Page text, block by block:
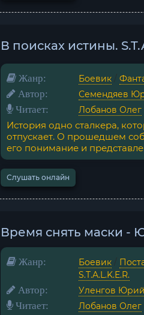
В поисках истины.
Жанр: Боевик
Автор: Семендяев
Читает: Лобанов Олег
История одно сталкера,
отпускает. О прошедшем
его понимание и
Слушать онлайн
Время снять маски -
Жанр: Боевик
S.T.A.L.K.E.R.
Автор: Уленгов Юрий
Читает: Лобанов Олег